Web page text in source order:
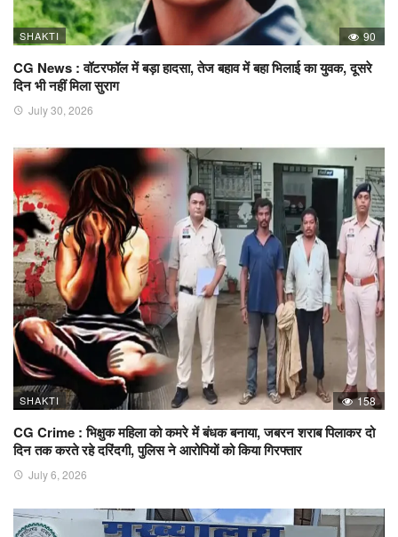
SHAKTI 90
CG News : वॉटरफॉल में बड़ा हादसा, तेज बहाव में बहा भिलाई का युवक, दूसरे
दिन भी नहीं मिला सुराग
July 30, 2026
SHAKTI 158
CG Crime : भिक्षुक महिला को कमरे में बंधक बनाया, जबरन शराब पिलाकर दो
दिन तक करते रहे दरिंदगी, पुलिस ने आरोपियों को किया गिरफ्तार
July 6, 2026